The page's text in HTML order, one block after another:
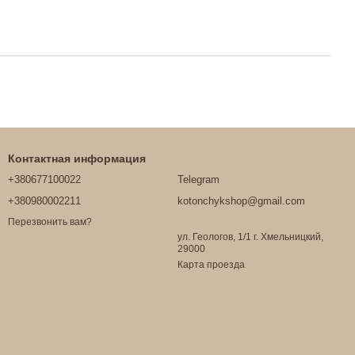
Контактная информация
+380677100022
+380980002211
Перезвонить вам?
Telegram
kotonchykshop@gmail.com
ул. Геологов, 1/1 г. Хмельницкий,
29000
Карта проезда